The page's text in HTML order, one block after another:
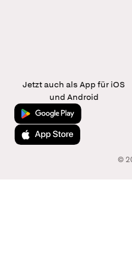
Jetzt auch als App für iOS
und Android
Jetzt bei Google Play
Laden im App Store
©